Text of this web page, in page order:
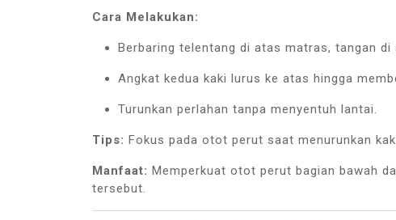
Cara Melakukan:
Berbaring telentang di atas matras, tangan di
Angkat kedua kaki lurus ke atas hingga
Turunkan perlahan tanpa menyentuh lantai.
Tips: Fokus pada otot perut saat menurunkan
Manfaat: Memperkuat otot perut bagian bawah
tersebut.